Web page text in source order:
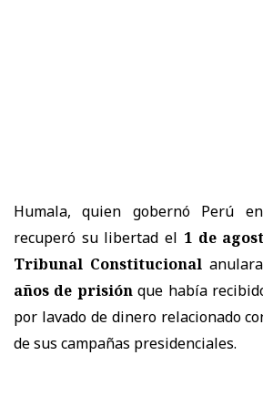
Humala, quien gobernó Perú
recuperó su libertad el 1 de
Tribunal Constitucional
años de prisiónque había
por lavado de dinero relacionado
de sus campañas presidenciales.